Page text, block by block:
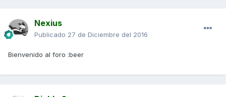
Nexius
Publicado 27 de Diciembre del 2016
Bienvenido al foro :beer